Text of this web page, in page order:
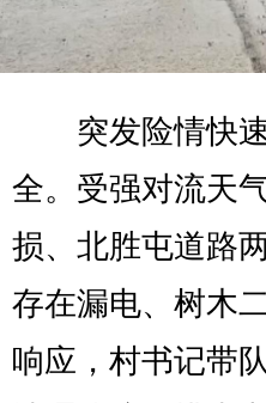
突发险情快速
全。受强对流天
损、北胜屯道路
存在漏电、树木
响应，村书记带